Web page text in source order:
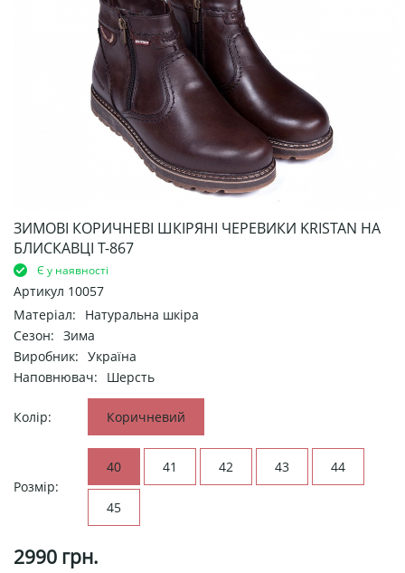
ЗИМОВІ КОРИЧНЕВІ ШКІРЯНІ ЧЕРЕВИКИ KRISTAN НА
БЛИСКАВЦІ Т-867
Є у наявності
Артикул 10057
Матеріал:
Натуральна шкіра
Сезон: Зима
Виробник: Україна
Наповнювач:
Шерсть
Колір: Коричневий
Розмір:
40 41 42 43 44
45
2990 грн.